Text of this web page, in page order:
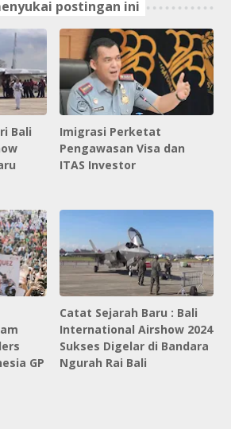
postingan ini
Bali
Imigrasi Perketat
Pengawasan Visa dan
ITAS Investor
GP
Catat Sejarah Baru : Bali
International Airshow 2024
Sukses Digelar di Bandara
Ngurah Rai Bali